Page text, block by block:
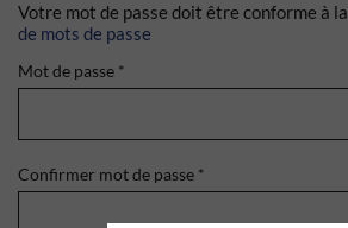
Votre mot de passe doit être conforme à la
de mots de passe
Mot de passe *
Confirmer mot de passe *